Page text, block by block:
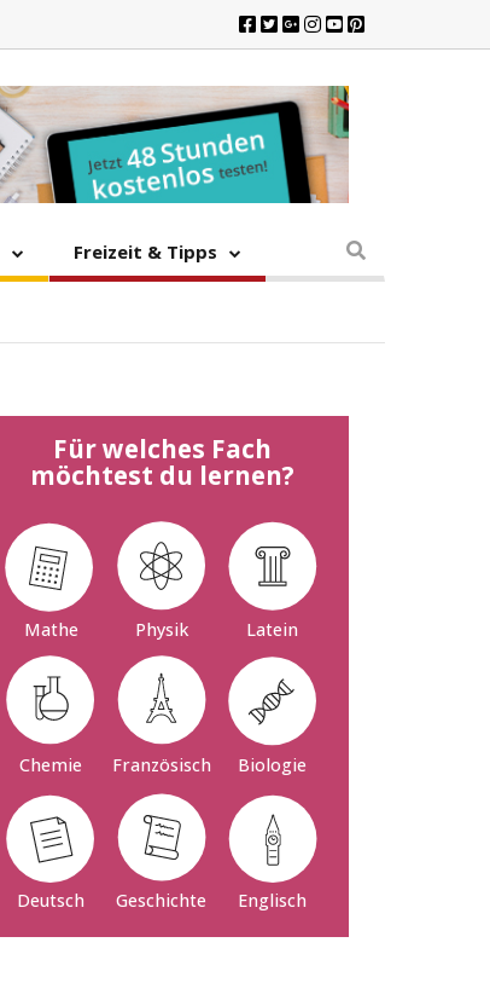
Freizeit & Tipps
Für welches Fach
möchtest du lernen?
Mathe Physik Latein
Chemie Französisch Biologie
Deutsch Geschichte Englisch